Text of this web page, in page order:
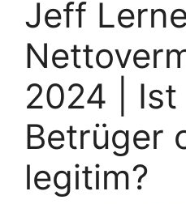
Jeff
2024 | Ist
Betrüger
legitim?